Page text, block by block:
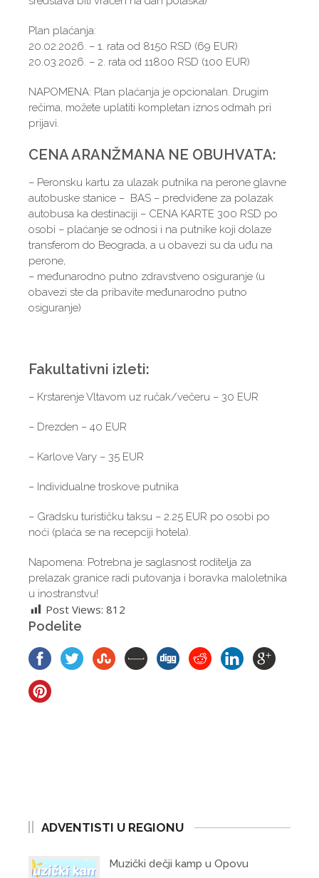
Plan plaćanja:
20.02.2026. – 1. rata od 8150 RSD (69 EUR)
20.03.2026. – 2. rata od 11800 RSD (100 EUR)
NAPOMENA: Plan plaćanja je opcionalan. Drugim
rečima, možete uplatiti kompletan iznos odmah pri
prijavi.
CENA ARANŽMANA NE OBUHVATA:
– Peronsku kartu za ulazak putnika na perone glavne
autobuske stanice – BAS – predviđene za polazak
autobusa ka destinaciji – CENA KARTE 300 RSD po
osobi – plaćanje se odnosi i na putnike koji dolaze
transferom do Beograda, a u obavezi su da uđu na
perone,
– međunarodno putno zdravstveno osiguranje (u
obavezi ste da pribavite međunarodno putno
osiguranje)
Fakultativni izleti:
– Krstarenje Vltavom uz ručak/večeru – 30 EUR
– Drezden – 40 EUR
– Karlove Vary – 35 EUR
– Individualne troskove putnika
– Gradsku turističku taksu – 2.25 EUR po osobi po
noći (plaća se na recepciji hotela).
Napomena: Potrebna je saglasnost roditelja za
prelazak granice radi putovanja i boravka maloletnika
u inostranstvu!
Post Views: 812
Podelite
ADVENTISTI U REGIONU
Muzički dečji kamp u Opovu